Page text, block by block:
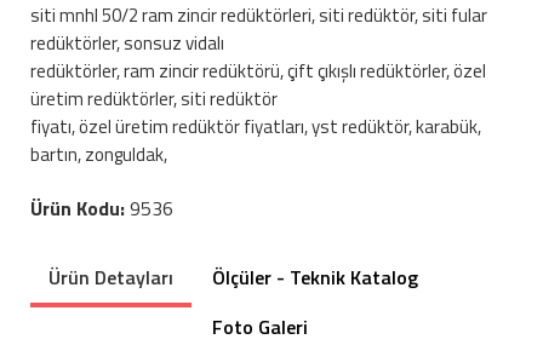
siti mnhl 50/2 ram zincir redüktörleri, siti redüktör, siti fular
redüktörler, sonsuz vidalı
redüktörler, ram zincir redüktörü, çift çıkışlı redüktörler, özel
üretim redüktörler, siti redüktör
fiyatı, özel üretim redüktör fiyatları, yst redüktör, karabük,
bartın, zonguldak,
Ürün Kodu:9536
Ürün Detayları
Ölçüler - Teknik Katalog
Foto Galeri